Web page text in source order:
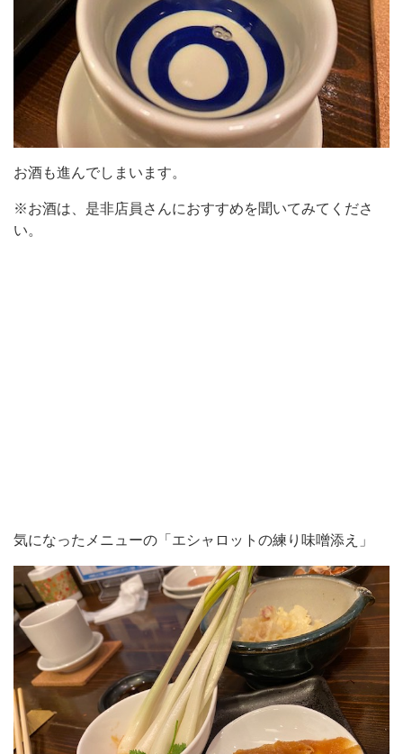
お酒も進んでしまいます。
※お酒は、是非店員さんにおすすめを聞いてみてくださ
い。
気になったメニューの「エシャロットの練り味噌添え」